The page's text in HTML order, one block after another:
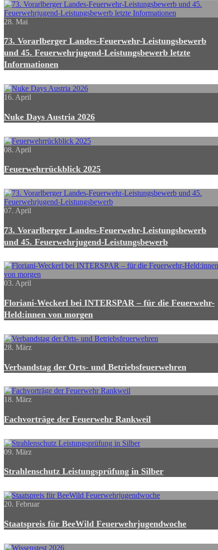
28. Mai
73. Vorarlberger Landes-Feuerwehr-Leistungsbewerb
und 45. Feuerwehrjugend-Leistungsbewerb letzte
Informationen
16. April
Nuke Days Austria 2026
08. April
Feuerwehrrückblick 2025
07. April
73. Vorarlberger Landes-Feuerwehr-Leistungsbewerb
und 45. Feuerwehrjugend-Leistungsbewerb
03. April
Floriani-Weckerl bei INTERSPAR – für die Feuerwehr-
Held:innen von morgen
28. März
Verbandstag der Orts- und Betriebsfeuerwehren
18. März
Fachvorträge der Feuerwehr Rankweil
09. März
Strahlenschutz Leistungsprüfung in Silber
20. Februar
Staatspreis für BeeWild Feuerwehrjugendwoche